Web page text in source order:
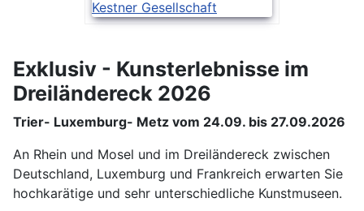
Exklusiv - Kunsterlebnisse im
Dreiländereck 2026
Trier- Luxemburg- Metz vom 24.09. bis 27.09.2026
An Rhein und Mosel und im Dreiländereck zwischen
Deutschland, Luxemburg und Frankreich erwarten Sie
hochkarätige und sehr unterschiedliche Kunstmuseen.